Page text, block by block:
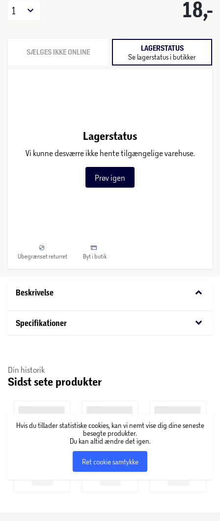
18,-
1
SÆLGES IKKE ONLINE LAGERSTATUS
Se lagerstatus i butikker
Lagerstatus
Vi kunne desværre ikke hente tilgængelige varehuse.
Prøv igen
Ubegrænset returret Byt i butik
Beskrivelse keyboard_arrow_down
Specifikationer keyboard_arrow_down
Din historik
Sidst sete produkter
Hvis du tillader statistiske cookies, kan vi nemt vise dig dine seneste
besøgte produkter.
Du kan altid ændre det igen.
Ret cookie samtykke